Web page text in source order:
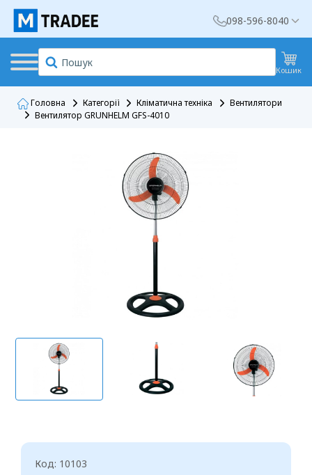
098-596-8040
Кошик
Головна Категорії Кліматична техніка
Вентилятори
Вентилятор GRUNHELM GFS-4010
Код: 10103